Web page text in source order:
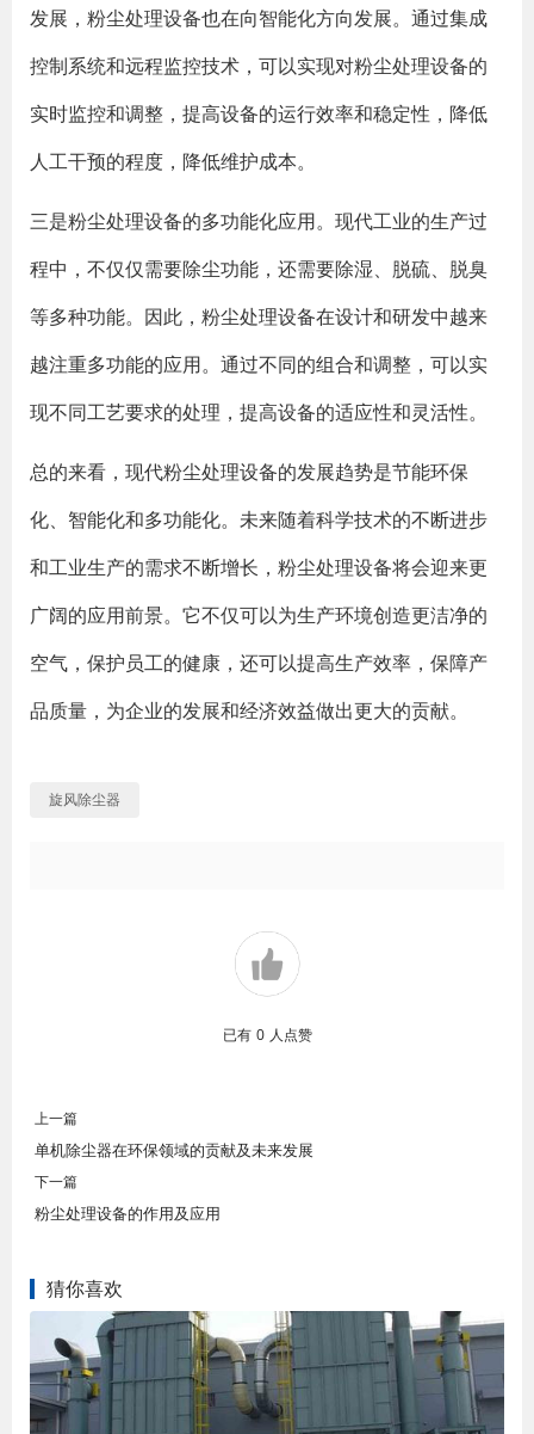
发展，粉尘处理设备也在向智能化方向发展。通过集成
控制系统和远程监控技术，可以实现对粉尘处理设备的
实时监控和调整，提高设备的运行效率和稳定性，降低
人工干预的程度，降低维护成本。
三是粉尘处理设备的多功能化应用。现代工业的生产过
程中，不仅仅需要除尘功能，还需要除湿、脱硫、脱臭
等多种功能。因此，粉尘处理设备在设计和研发中越来
越注重多功能的应用。通过不同的组合和调整，可以实
现不同工艺要求的处理，提高设备的适应性和灵活性。
总的来看，现代粉尘处理设备的发展趋势是节能环保
化、智能化和多功能化。未来随着科学技术的不断进步
和工业生产的需求不断增长，粉尘处理设备将会迎来更
广阔的应用前景。它不仅可以为生产环境创造更洁净的
空气，保护员工的健康，还可以提高生产效率，保障产
品质量，为企业的发展和经济效益做出更大的贡献。
旋风除尘器
已有 0 人点赞
上一篇
单机除尘器在环保领域的贡献及未来发展
下一篇
粉尘处理设备的作用及应用
猜你喜欢